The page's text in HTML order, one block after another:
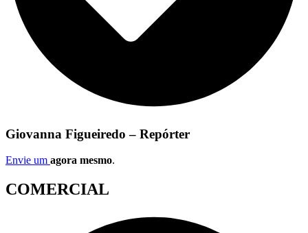
Giovanna Figueiredo – Repórter
Envie um agora mesmo.
COMERCIAL